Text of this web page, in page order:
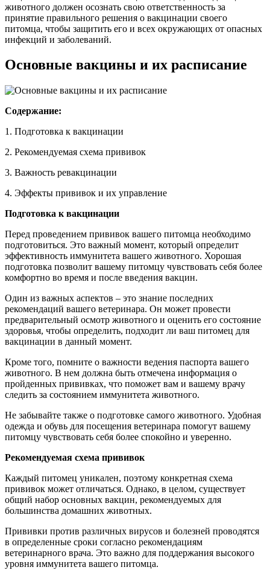
животного должен осознать свою ответственность за
принятие правильного решения о вакцинации своего
питомца, чтобы защитить его и всех окружающих от опасных
инфекций и заболеваний.
Основные вакцины и их расписание
Содержание:
1. Подготовка к вакцинации
2. Рекомендуемая схема прививок
3. Важность ревакцинации
4. Эффекты прививок и их управление
Подготовка к вакцинации
Перед проведением прививок вашего питомца необходимо
подготовиться. Это важный момент, который определит
эффективность иммунитета вашего животного. Хорошая
подготовка позволит вашему питомцу чувствовать себя более
комфортно во время и после введения вакцин.
Один из важных аспектов – это знание последних
рекомендаций вашего ветеринара. Он может провести
предварительный осмотр животного и оценить его состояние
здоровья, чтобы определить, подходит ли ваш питомец для
вакцинации в данный момент.
Кроме того, помните о важности ведения паспорта вашего
животного. В нем должна быть отмечена информация о
пройденных прививках, что поможет вам и вашему врачу
следить за состоянием иммунитета животного.
Не забывайте также о подготовке самого животного. Удобная
одежда и обувь для посещения ветеринара помогут вашему
питомцу чувствовать себя более спокойно и уверенно.
Рекомендуемая схема прививок
Каждый питомец уникален, поэтому конкретная схема
прививок может отличаться. Однако, в целом, существует
общий набор основных вакцин, рекомендуемых для
большинства домашних животных.
Прививки против различных вирусов и болезней проводятся
в определенные сроки согласно рекомендациям
ветеринарного врача. Это важно для поддержания высокого
уровня иммунитета вашего питомца.